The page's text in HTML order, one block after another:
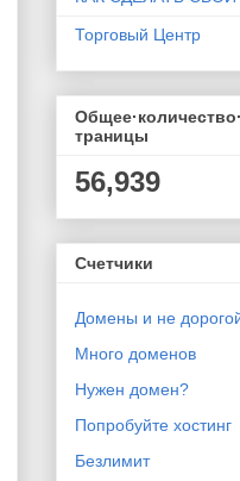
Торговый Центр
траницы
56,939
Счетчики
Домены и не
Много доменов
Нужен домен?
Попробуйте хостинг
Безлимит